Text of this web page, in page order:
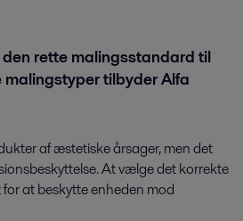
rette malingsstandard til
tilbyder Alfa
af æstetiske årsager, men det
At vælge det korrekte
at beskytte enheden mod